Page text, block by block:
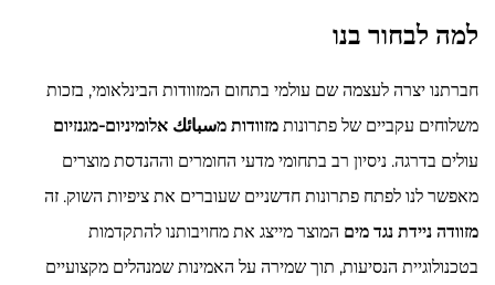
למה לבחור בנו
חברתנו יצרה לעצמה שם עולמי בתחום המזוודות הבינלאומי, בזכות
משלוחים עקביים של פתרונות מזוודות מسبائك אלומיניום-מגנזיום
עולים בדרגה. ניסיון רב בתחומי מדעי החומרים וההנדסת מוצרים
מאפשר לנו לפתח פתרונות חדשניים שעוברים את ציפיות השוק. זה
מזוודה ניידת נגד מים המוצר מייצג את מחויבותנו להתקדמות
בטכנולוגיית הנסיעות, תוך שמירה על האמינות שמנהלים מקצועיים